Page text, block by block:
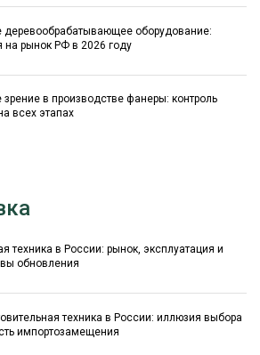
деревообрабатывающее оборудование:
на рынок РФ в 2026 году
в производстве фанеры: контроль
всех этапах
техника в России: рынок, эксплуатация и
обновления
техника в России: иллюзия выбора
импортозамещения